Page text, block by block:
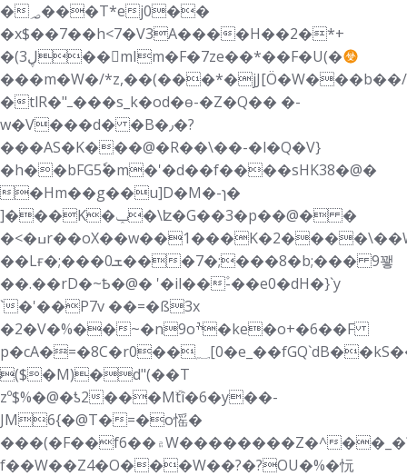
�؃���T*ej0��
�x$��7��h<7�V3A����H��2�*+
�(3ڸ��mIm�F�7ze��*��F�U(�
���m�W�/*z,��(���*�jJ[Ö�W���b��/
�tlR�"ߺ���s_k�od�ѳ-�Z�Q�� �-
w�V���d� �B�٫�?
���AS�K���@�R��\��-�l�Q�V}
�h��bFG5ٗ�m�'�d��f����sHK38�@�
�Hm��g��u]D�M�-ɿ�
]���K�ݕ�\ʫ�G��3�p��@� �
�<�ߎr��oX��w��1���K�2����\��W�&�w_�C��Vg�n�h{/
��Lғ�;���ܫ0���7�;���8�b;��� 9꽿
��.��rD�~Ҍ�@� '�il��۫-��e0�dH�}`y
`�'��P7v ��=�ß3x
�2�V�%��~�n9oׯ�ke�o+�6��F
p�cA�=�8C�r0��؁[0�e_��fGQ`dB��kS��7�FM�/`�u��b�w�M����>�bpP
̴($�M)�d"(��T
zº$%�@�ƾ2���Mۜtî�6�y��-
JM6{�@T�=�o愮�
���(�F��f6��۾W��������Z�^��_�?
f��W��Z4�O���W��?�?OU�%�忨